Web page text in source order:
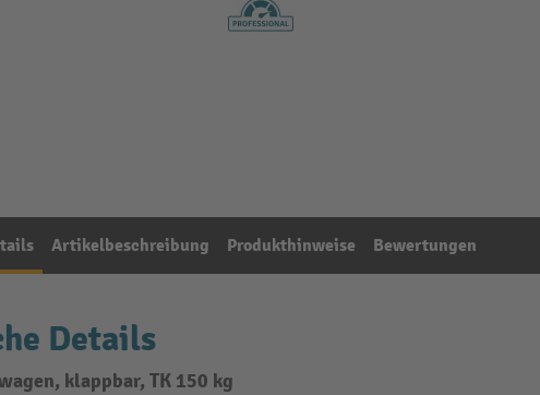
Artikelbeschreibung Produkthinweise Bewertungen
Details
klappbar, TK 150 kg